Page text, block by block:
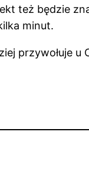
też będzie
minut.
przywołuje u